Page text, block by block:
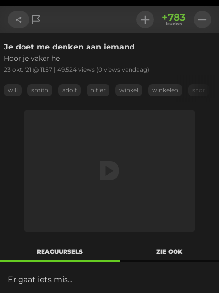
Link kopiëren
+783
kudos
Je doet me denken aan iemand
Hoor je vaker he
23 okt. '21 @ 11:57 | 49.524 views (0 views vandaag)
will smith adolf hitler winkel winkelen snor
REAGUURSELS ZIE OOK
Er gaat iets mis...